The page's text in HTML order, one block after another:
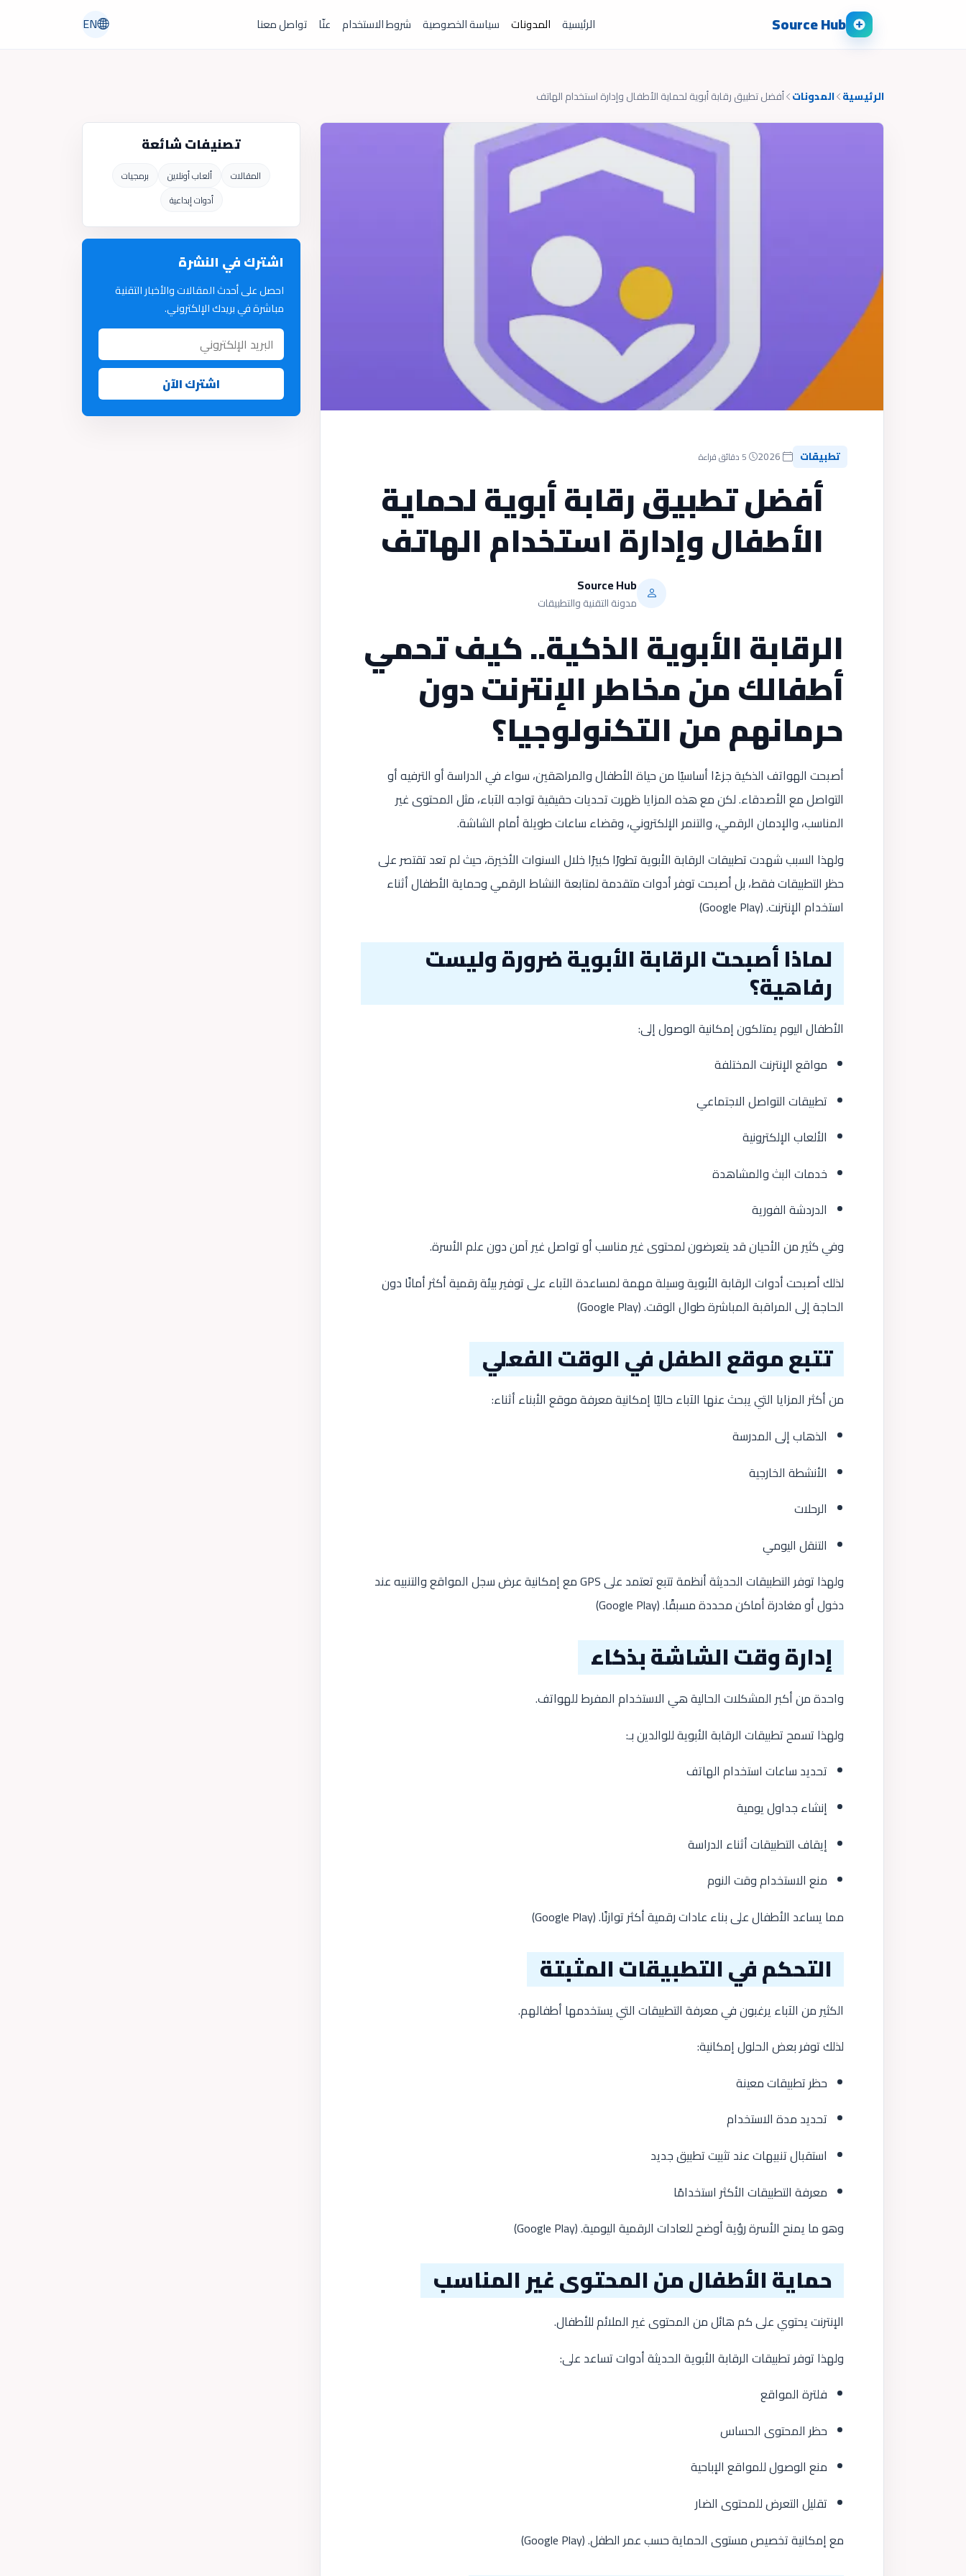
Source Hub الرئيسية المدونات سياسة الخصوصية شروط الاستخدام عنّا تواصل معنا EN
الرئيسية المدونات أفضل تطبيق رقابة أبوية لحماية الأطفال وإدارة استخدام الهاتف
تصنيفات شائعة
المقالات ألعاب أونلاين
برمجيات
أدوات إبداعية
اشترك في النشرة
احصل على أحدث المقالات والأخبار التقنية
مباشرة في بريدك الإلكتروني.
اشترك الآن
تطبيقات
أفضل تطبيق رقابة أبوية لحماية
الأطفال وإدارة استخدام الهاتف
Source Hub
مدونة التقنية والتطبيقات
الرقابة الأبوية الذكية.. كيف تحمي
أطفالك من مخاطر الإنترنت دون
حرمانهم من التكنولوجيا؟
أصبحت الهواتف الذكية جزءًا أساسيًا من حياة الأطفال والمراهقين، سواء في الدراسة أو الترفيه أو
التواصل مع الأصدقاء. لكن مع هذه المزايا ظهرت تحديات حقيقية تواجه الآباء، مثل المحتوى غير
المناسب، والإدمان الرقمي، والتنمر الإلكتروني، وقضاء ساعات طويلة أمام الشاشة.
ولهذا السبب شهدت تطبيقات الرقابة الأبوية تطورًا كبيرًا خلال السنوات الأخيرة، حيث لم تعد تقتصر على
حظر التطبيقات فقط، بل أصبحت توفر أدوات متقدمة لمتابعة النشاط الرقمي وحماية الأطفال أثناء
استخدام الإنترنت. (Google Play
)
لماذا أصبحت الرقابة الأبوية ضرورة وليست
رفاهية؟
الأطفال اليوم يمتلكون إمكانية الوصول إلى:
مواقع الإنترنت المختلفة
تطبيقات التواصل الاجتماعي
الألعاب الإلكترونية
خدمات البث والمشاهدة
الدردشة الفورية
وفي كثير من الأحيان قد يتعرضون لمحتوى غير مناسب أو تواصل غير آمن دون علم الأسرة.
لذلك أصبحت أدوات الرقابة الأبوية وسيلة مهمة لمساعدة الآباء على توفير بيئة رقمية أكثر أمانًا دون
الحاجة إلى المراقبة المباشرة طوال الوقت. (Google Play
)
تتبع موقع الطفل في الوقت الفعلي
من أكثر المزايا التي يبحث عنها الآباء حاليًا إمكانية معرفة موقع الأبناء أثناء:
الذهاب إلى المدرسة
الأنشطة الخارجية
الرحلات
التنقل اليومي
ولهذا توفر التطبيقات الحديثة أنظمة تتبع تعتمد على GPS مع إمكانية عرض سجل المواقع والتنبيه عند
دخول أو مغادرة أماكن محددة مسبقًا. (Google Play
)
إدارة وقت الشاشة بذكاء
واحدة من أكبر المشكلات الحالية هي الاستخدام المفرط للهواتف.
ولهذا تسمح تطبيقات الرقابة الأبوية للوالدين بـ:
تحديد ساعات استخدام الهاتف
إنشاء جداول يومية
إيقاف التطبيقات أثناء الدراسة
منع الاستخدام وقت النوم
مما يساعد الأطفال على بناء عادات رقمية أكثر توازنًا. (Google Play
)
التحكم في التطبيقات المثبتة
الكثير من الآباء يرغبون في معرفة التطبيقات التي يستخدمها أطفالهم.
لذلك توفر بعض الحلول إمكانية:
حظر تطبيقات معينة
تحديد مدة الاستخدام
استقبال تنبيهات عند تثبيت تطبيق جديد
معرفة التطبيقات الأكثر استخدامًا
وهو ما يمنح الأسرة رؤية أوضح للعادات الرقمية اليومية. (Google Play
)
حماية الأطفال من المحتوى غير المناسب
الإنترنت يحتوي على كم هائل من المحتوى غير الملائم للأطفال.
ولهذا توفر تطبيقات الرقابة الأبوية الحديثة أدوات تساعد على:
فلترة المواقع
حظر المحتوى الحساس
منع الوصول للمواقع الإباحية
تقليل التعرض للمحتوى الضار
مع إمكانية تخصيص مستوى الحماية حسب عمر الطفل. (Google Play
)